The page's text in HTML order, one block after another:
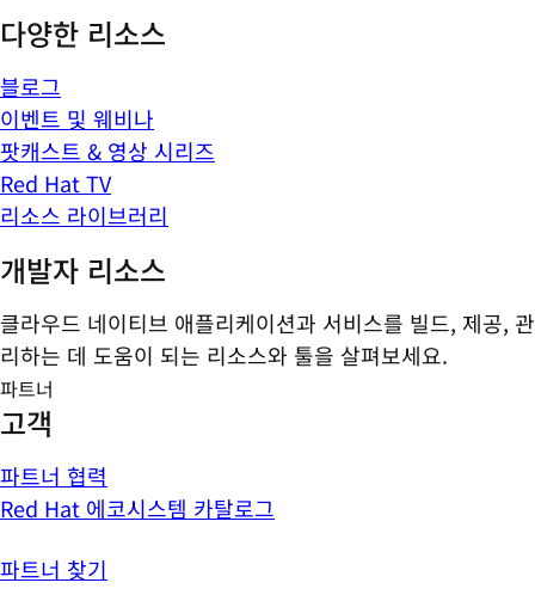
다양한 리소스
블로그
이벤트 및 웨비나
팟캐스트 & 영상 시리즈
Red Hat TV
리소스 라이브러리
개발자 리소스
클라우드 네이티브 애플리케이션과 서비스를 빌드, 제공, 관
리하는 데 도움이 되는 리소스와 툴을 살펴보세요.
파트너
고객
파트너 협력
Red Hat 에코시스템 카탈로그
파트너 찾기